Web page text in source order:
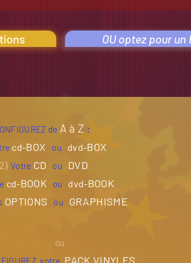
OU optez pour
de A à Z :
cd-BOX ou dvd-BOX
2) Votre CD ou DVD
cd-BOOK ou dvd-BOOK
OPTIONS ou GRAPHISME
ou
PACK VINYLES